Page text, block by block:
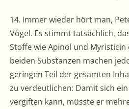
14. Immer wieder hört man,
Vögel. Es stimmt tatsächlich,
Stoffe wie Apinol und
beiden Substanzen machen
geringen Teil der gesamten
zu verdeutlichen: Damit sich
vergiften kann, müsste er